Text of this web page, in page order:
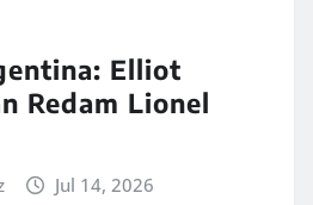
Elliot
Redam Lionel
Jul 14, 2026